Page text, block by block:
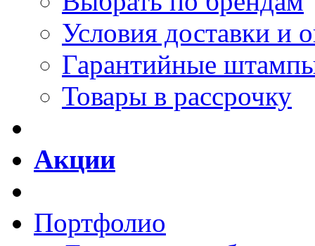
Условия доставки и
Гарантийные
Товары в рассрочку
Акции
Портфолио